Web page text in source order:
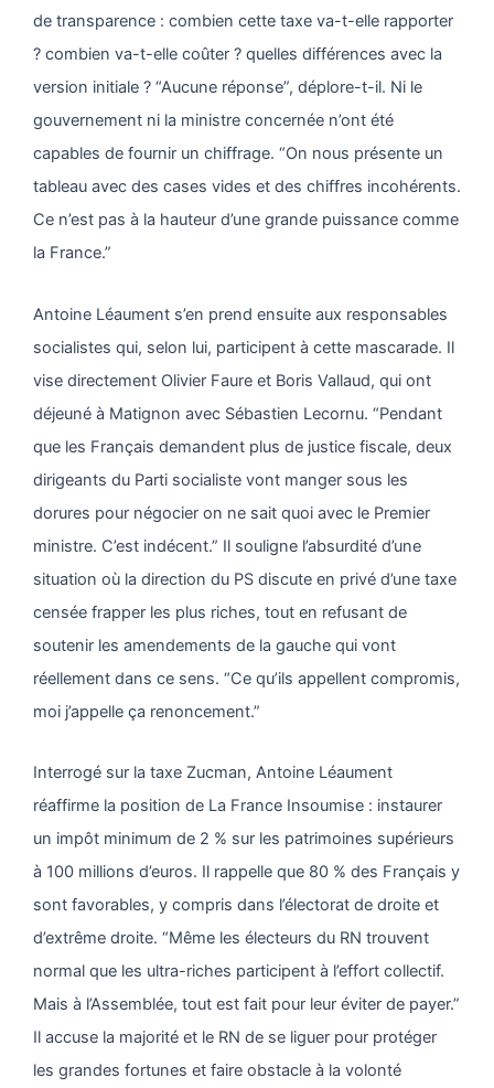
de transparence : combien cette taxe va-t-elle rapporter
? combien va-t-elle coûter ? quelles différences avec la
version initiale ? “Aucune réponse”, déplore-t-il. Ni le
gouvernement ni la ministre concernée n’ont été
capables de fournir un chiffrage. “On nous présente un
tableau avec des cases vides et des chiffres incohérents.
Ce n’est pas à la hauteur d’une grande puissance comme
la France.”
Antoine Léaument s’en prend ensuite aux responsables
socialistes qui, selon lui, participent à cette mascarade. Il
vise directement Olivier Faure et Boris Vallaud, qui ont
déjeuné à Matignon avec Sébastien Lecornu. “Pendant
que les Français demandent plus de justice fiscale, deux
dirigeants du Parti socialiste vont manger sous les
dorures pour négocier on ne sait quoi avec le Premier
ministre. C’est indécent.” Il souligne l’absurdité d’une
situation où la direction du PS discute en privé d’une taxe
censée frapper les plus riches, tout en refusant de
soutenir les amendements de la gauche qui vont
réellement dans ce sens. “Ce qu’ils appellent compromis,
moi j’appelle ça renoncement.”
Interrogé sur la taxe Zucman, Antoine Léaument
réaffirme la position de La France Insoumise : instaurer
un impôt minimum de 2 % sur les patrimoines supérieurs
à 100 millions d’euros. Il rappelle que 80 % des Français y
sont favorables, y compris dans l’électorat de droite et
d’extrême droite. “Même les électeurs du RN trouvent
normal que les ultra-riches participent à l’effort collectif.
Mais à l’Assemblée, tout est fait pour leur éviter de payer.”
Il accuse la majorité et le RN de se liguer pour protéger
les grandes fortunes et faire obstacle à la volonté